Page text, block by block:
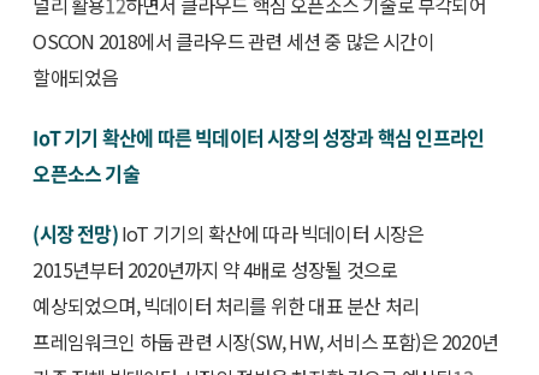
OSCON 2018에서 클라우드 관련 세션 중 많은 시간이
할애되었음
IoT 기기 확산에 따른 빅데이터 시장의 성장과 핵심 인프라인
오픈소스 기술
(시장 전망)IoT 기기의 확산에 따라 빅데이터 시장은
2015년부터 2020년까지 약 4배로 성장될 것으로
예상되었으며, 빅데이터 처리를 위한 대표 분산 처리
프레임워크인 하둡 관련 시장(SW, HW, 서비스 포함)은 2020년